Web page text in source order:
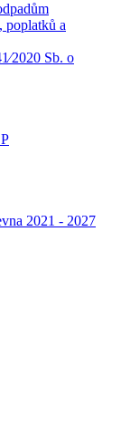
poplatků a
Sb. o
2021 - 2027